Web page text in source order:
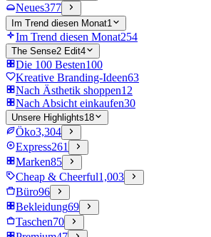
Neues377
Im Trend diesen Monat1
Im Trend diesen Monat254
The Sense2 Edit4
Die 100 Besten100
Kreative Branding-Ideen63
Nach Ästhetik shoppen12
Nach Absicht einkaufen30
Unsere Highlights18
Öko3,304
Express261
Marken85
Cheap & Cheerful1,003
Büro96
Bekleidung69
Taschen70